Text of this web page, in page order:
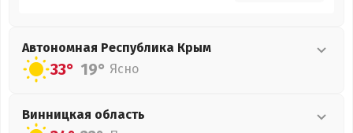
Автономная Республика Крым
33° 19° Ясно
Винницкая область